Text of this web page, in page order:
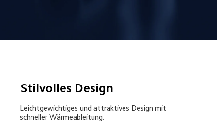
Stilvolles Design
Leichtgewichtiges und attraktives Design mit
schneller Wärmeableitung.